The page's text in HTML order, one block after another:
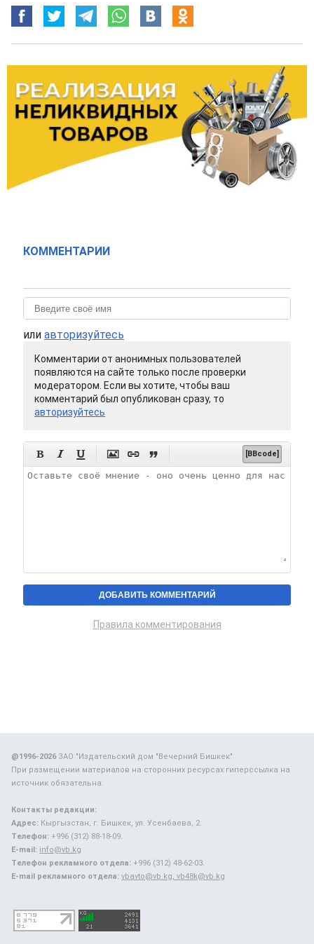
КОММЕНТАРИИ
или авторизуйтесь
Комментарии от анонимных пользователей
появляются на сайте только после проверки
модератором. Если вы хотите, чтобы ваш
комментарий был опубликован сразу, то
авторизуйтесь
      [BBcode]
Правила комментирования
@1996-2026ЗАО "Издательский дом "Вечерний Бишкек"
При размещении материалов на сторонних ресурсах гиперссылка на
источник обязательна.
Контакты редакции:
Адрес: Кыргызстан, г. Бишкек, ул. Усенбаева, 2.
Телефон: +996 (312) 88-18-09.
E-mail: info@vb.kg
Телефон рекламного отдела: +996 (312) 48-62-03.
E-mail рекламного отдела: vbavto@vb.kg, vb48k@vb.kg